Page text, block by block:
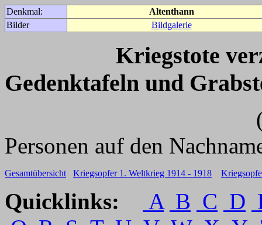
Denkmal:
Altenthann
Bilder
Bildgalerie
Kriegstote
Gedenktafeln und
(Für weitere
Personen auf den
Gesamtübersicht Kriegsopfer 1. Weltkrieg 1914 - 1918
Quicklinks: A B C D